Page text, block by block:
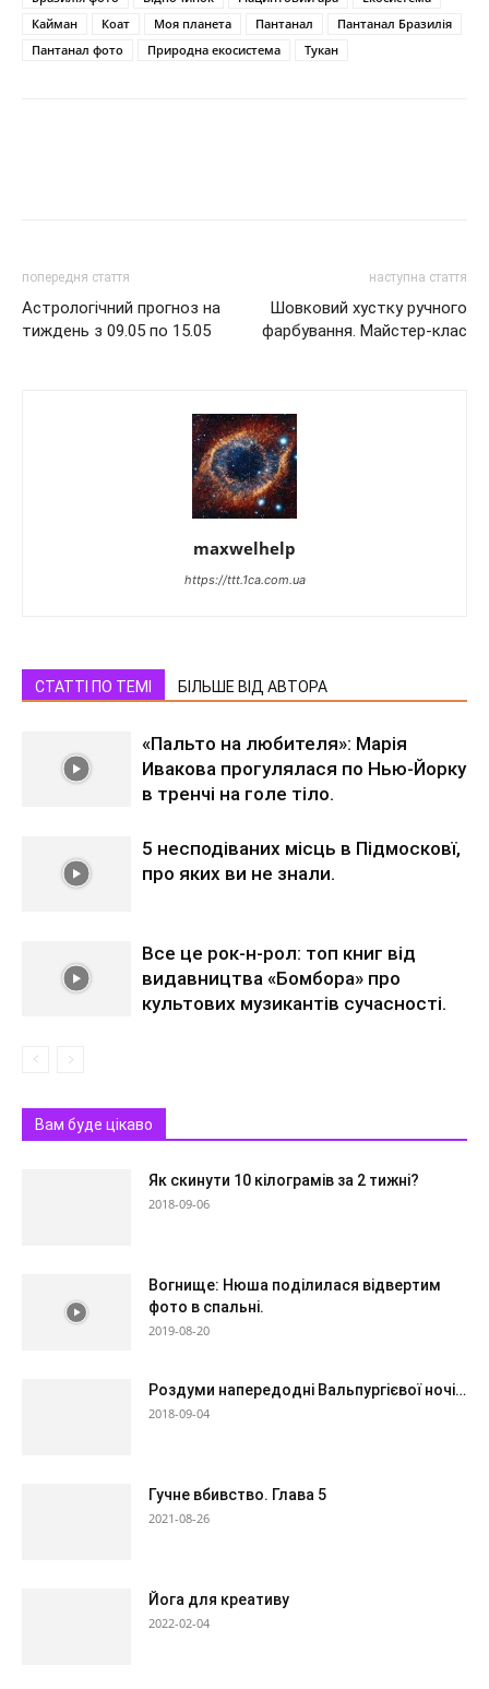
Кайман
Коат Моя планета Пантанал
Пантанал Бразилія
Пантанал фото
Природна екосистема Тукан
попередня стаття
Астрологічний прогноз на
тиждень з 09.05 по 15.05
наступна стаття
Шовковий хустку ручного
фарбування. Майстер-клас
maxwelhelp
https://ttt.1ca.com.ua
СТАТТІ ПО ТЕМІ БІЛЬШЕ ВІД АВТОРА
«Пальто на любителя»: Марія
Ивакова прогулялася по Нью-Йорку
в тренчі на голе тіло.
5 несподіваних місць в Підмосковї,
про яких ви не знали.
Все це рок-н-рол: топ книг від
видавництва «Бомбора» про
культових музикантів сучасності.
Вам буде цікаво
Як скинути 10 кілограмів за 2 тижні?
2018-09-06
Вогнище: Нюша поділилася відвертим
фото в спальні.
2019-08-20
Роздуми напередодні Вальпургієвої ночі…
2018-09-04
Гучне вбивство. Глава 5
2021-08-26
Йога для креативу
2022-02-04